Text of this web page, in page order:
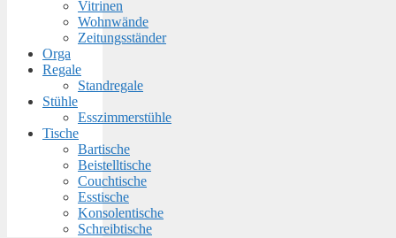
Vitrinen
Wohnwände
Zeitungsständer
Orga
Regale
Standregale
Stühle
Esszimmerstühle
Tische
Bartische
Beistelltische
Couchtische
Esstische
Konsolentische
Schreibtische